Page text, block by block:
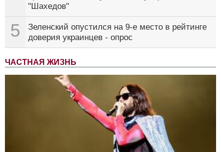
"Шахедов"
5
Зеленский опустился на 9-е место в рейтинге
доверия украинцев - опрос
ЧАСТНАЯ ЖИЗНЬ